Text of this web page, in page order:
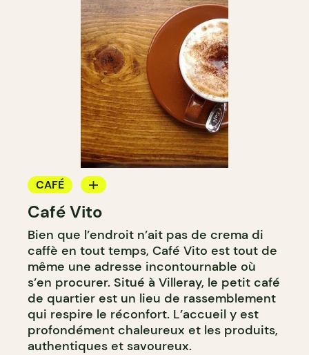
CAFÉ
COMPTOIR
Café Vito
Bien que l’endroit n’ait pas de crema di
caffè en tout temps, Café Vito est tout de
même une adresse incontournable où
s’en procurer. Situé à Villeray, le petit café
de quartier est un lieu de rassemblement
qui respire le réconfort. L’accueil y est
profondément chaleureux et les produits,
authentiques et savoureux.